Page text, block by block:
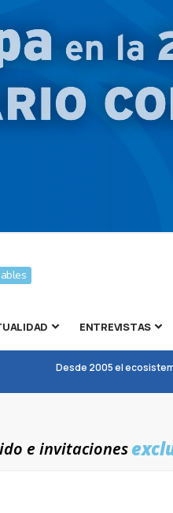
ENTREVISTAS
Desde 2005 el
e invitaciones